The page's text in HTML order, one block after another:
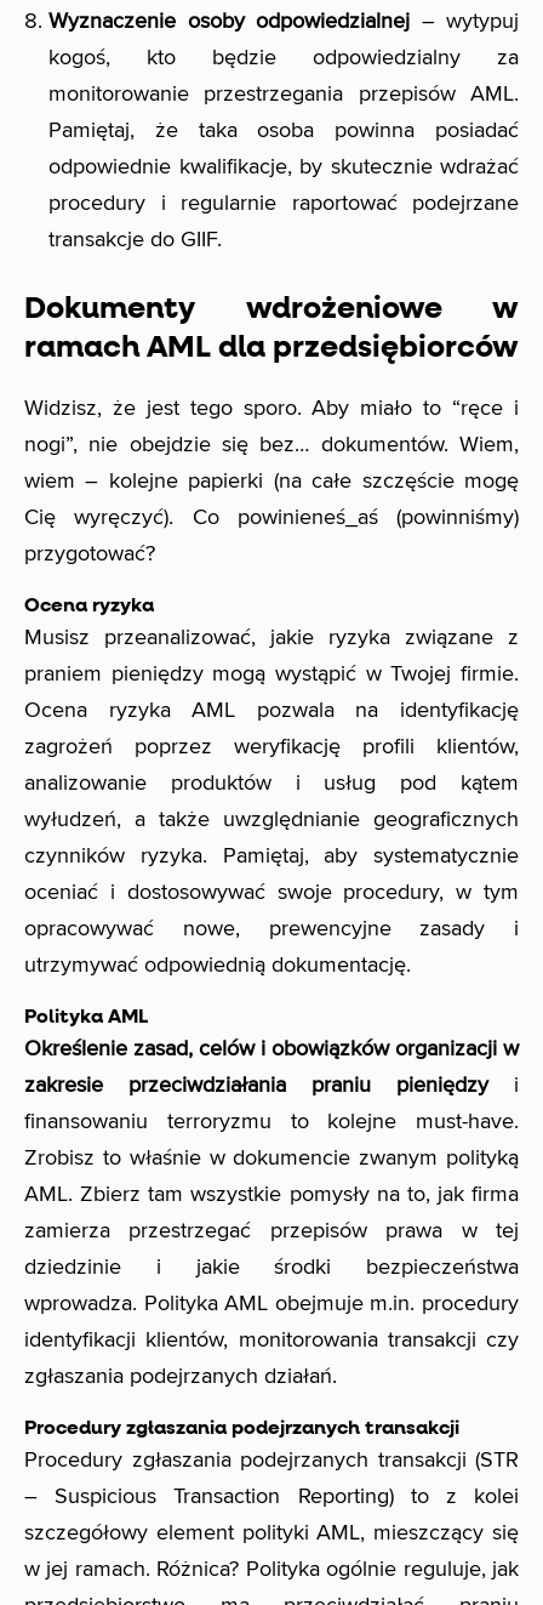
Wyznaczenie osoby odpowiedzialnej – wytypuj
kogoś, kto będzie odpowiedzialny za
monitorowanie przestrzegania przepisów AML.
Pamiętaj, że taka osoba powinna posiadać
odpowiednie kwalifikacje, by skutecznie wdrażać
procedury i regularnie raportować podejrzane
transakcje do GIIF.
Dokumenty wdrożeniowe w
ramach AML dla przedsiębiorców
Widzisz, że jest tego sporo. Aby miało to “ręce i
nogi”, nie obejdzie się bez… dokumentów. Wiem,
wiem – kolejne papierki (na całe szczęście mogę
Cię wyręczyć). Co powinieneś_aś (powinniśmy)
przygotować?
Ocena ryzyka
Musisz przeanalizować, jakie ryzyka związane z
praniem pieniędzy mogą wystąpić w Twojej firmie.
Ocena ryzyka AML pozwala na identyfikację
zagrożeń poprzez weryfikację profili klientów,
analizowanie produktów i usług pod kątem
wyłudzeń, a także uwzględnianie geograficznych
czynników ryzyka. Pamiętaj, aby systematycznie
oceniać i dostosowywać swoje procedury, w tym
opracowywać nowe, prewencyjne zasady i
utrzymywać odpowiednią dokumentację.
Polityka AML
Określenie zasad, celów i obowiązków organizacji w
zakresie przeciwdziałania praniu pieniędzyi
finansowaniu terroryzmu to kolejne must-have.
Zrobisz to właśnie w dokumencie zwanym polityką
AML. Zbierz tam wszystkie pomysły na to, jak firma
zamierza przestrzegać przepisów prawa w tej
dziedzinie i jakie środki bezpieczeństwa
wprowadza. Polityka AML obejmuje m.in. procedury
identyfikacji klientów, monitorowania transakcji czy
zgłaszania podejrzanych działań.
Procedury zgłaszania podejrzanych transakcji
Procedury zgłaszania podejrzanych transakcji (STR
– Suspicious Transaction Reporting) to z kolei
szczegółowy element polityki AML, mieszczący się
w jej ramach. Różnica? Polityka ogólnie reguluje, jak